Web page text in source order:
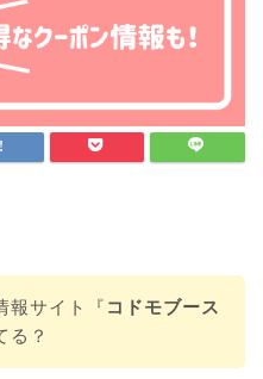
報サイト『 コドモブース
る？